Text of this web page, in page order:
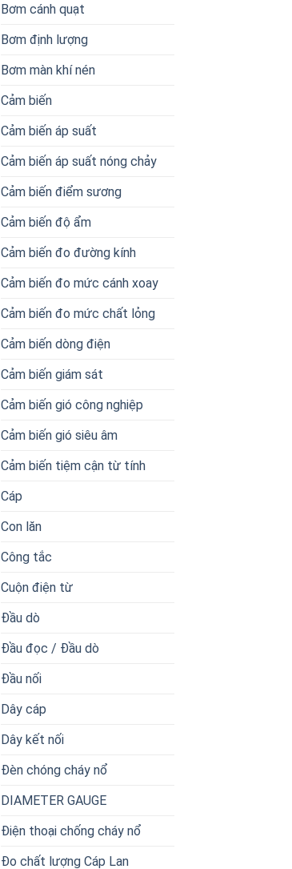
Bơm cánh quạt
Bơm định lượng
Bơm màn khí nén
Cảm biến
Cảm biến áp suất
Cảm biến áp suất nóng chảy
Cảm biến điểm sương
Cảm biến độ ẩm
Cảm biến đo đường kính
Cảm biến đo mức cánh xoay
Cảm biến đo mức chất lỏng
Cảm biến dòng điện
Cảm biến giám sát
Cảm biến gió công nghiệp
Cảm biến gió siêu âm
Cảm biến tiệm cận từ tính
Cáp
Con lăn
Công tắc
Cuộn điện từ
Đầu dò
Đầu đọc / Đầu dò
Đầu nối
Dây cáp
Dây kết nối
Đèn chóng cháy nổ
DIAMETER GAUGE
Điện thoại chống cháy nổ
Đo chất lượng Cáp Lan